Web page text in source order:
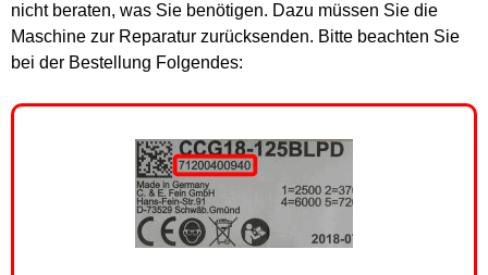
nicht beraten, was Sie benötigen. Dazu müssen Sie die
Maschine zur Reparatur zurücksenden. Bitte beachten Sie
bei der Bestellung Folgendes: